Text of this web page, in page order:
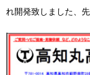
れ開発致しました、